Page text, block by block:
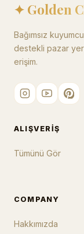
✦ Golden
Bağımsız
destekli pazar
erişim.
ALIŞVERIŞ
Tümünü Gör
COMPANY
Hakkımızda